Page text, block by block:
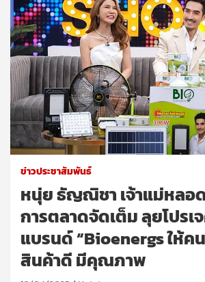
ข่าวประชาสัมพันธ์
หนุ่ย ธัญณิชา เจ้าแม่หลอ
การตลาดจัดเต็ม ลุยโปร
แบรนด์ “Bioenergs ให้ค
สินค้าดี มีคุณภาพ